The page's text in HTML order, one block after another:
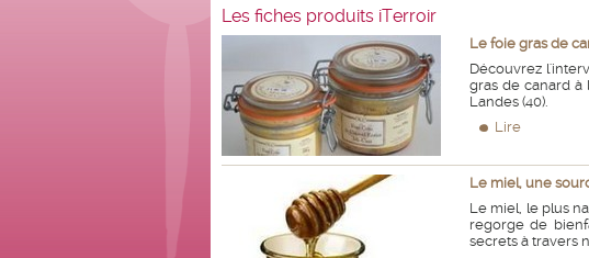
Les fiches produits iTerroir
Le foie gras de
Découvrez
gras de canard à
Landes (40).
Lire
Le miel, une
Le miel, le plus
regorge de
secrets à travers